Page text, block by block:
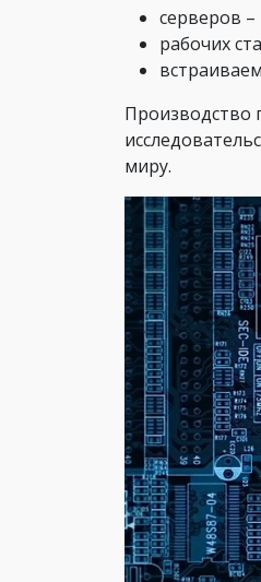
серверов
рабочих
Производство
миру.